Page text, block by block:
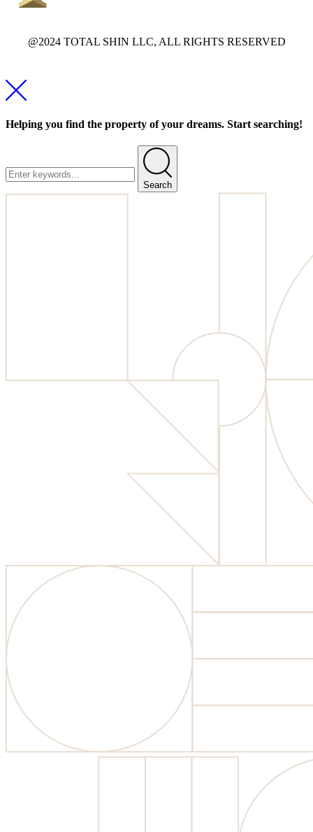
@2024 TOTAL SHIN LLC, ALL RIGHTS RESERVED
Helping you find the property of your dreams. Start searching!
Search